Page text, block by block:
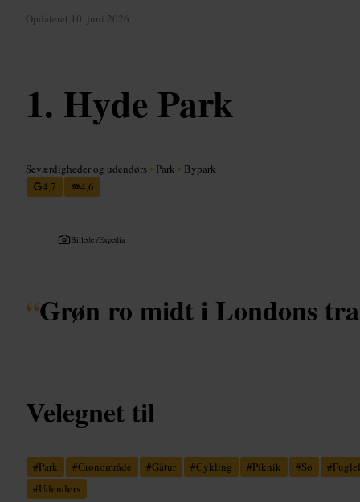
Opdateret 10. juni 2026
Hyde Park
Seværdigheder og udendørs • Park • Bypark
4,7
4,6
Billede /Expedia
“Grøn ro midt i Londons
Velegnet til
#Park #Grønområde #Gåtur #Cykling #Piknik #Sø #
#Udendørs